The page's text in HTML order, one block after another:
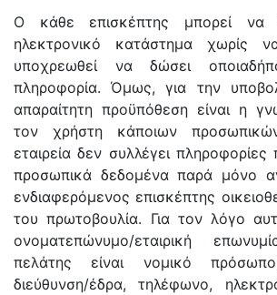
Ο κάθε επισκέπτης μπορεί να
ηλεκτρονικό κατάστημα χωρίς
υποχρεωθεί να δώσει
πληροφορία. Όμως, για την
απαραίτητη προϋπόθεση είναι η
τον χρήστη κάποιων
εταιρεία δεν συλλέγει
προσωπικά δεδομένα παρά μόνο
ενδιαφερόμενος επισκέπτης
του πρωτοβουλία. Για τον λόγο
ονοματεπώνυμο/εταιρική
πελάτης είναι νομικό
διεύθυνση/έδρα, τηλέφωνο,